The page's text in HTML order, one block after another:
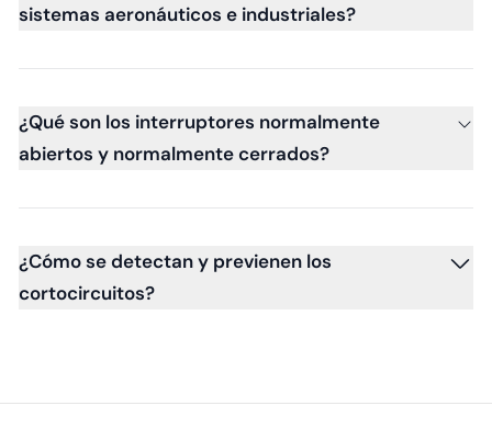
sistemas aeronáuticos e industriales?
¿Qué son los interruptores normalmente
abiertos y normalmente cerrados?
¿Cómo se detectan y previenen los
cortocircuitos?